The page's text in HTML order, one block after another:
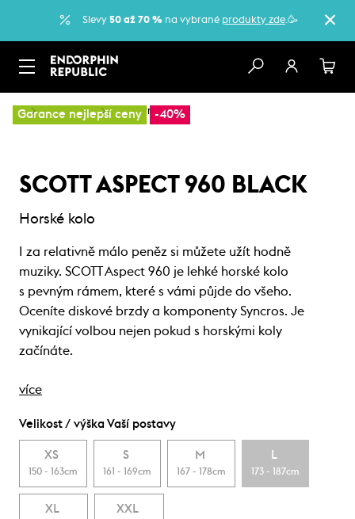
Slevy 50 až 70 % na vybrané produkty zde.🥳
Garance nejlepší ceny -40%
… Horská kola Sportovní kola
SCOTT ASPECT 960 BLACK
Horské kolo
I za relativně málo peněz si můžete užít hodně
muziky. SCOTT Aspect 960 je lehké horské kolo
s pevným rámem, které s vámi půjde do všeho.
Oceníte diskové brzdy a komponenty Syncros. Je
vynikající volbou nejen pokud s horskými koly
začínáte.
více
Velikost / výška Vaší postavy
XS
150 - 163cm
S
161 - 169cm
M
167 - 178cm
L
173 - 187cm
XL XXL